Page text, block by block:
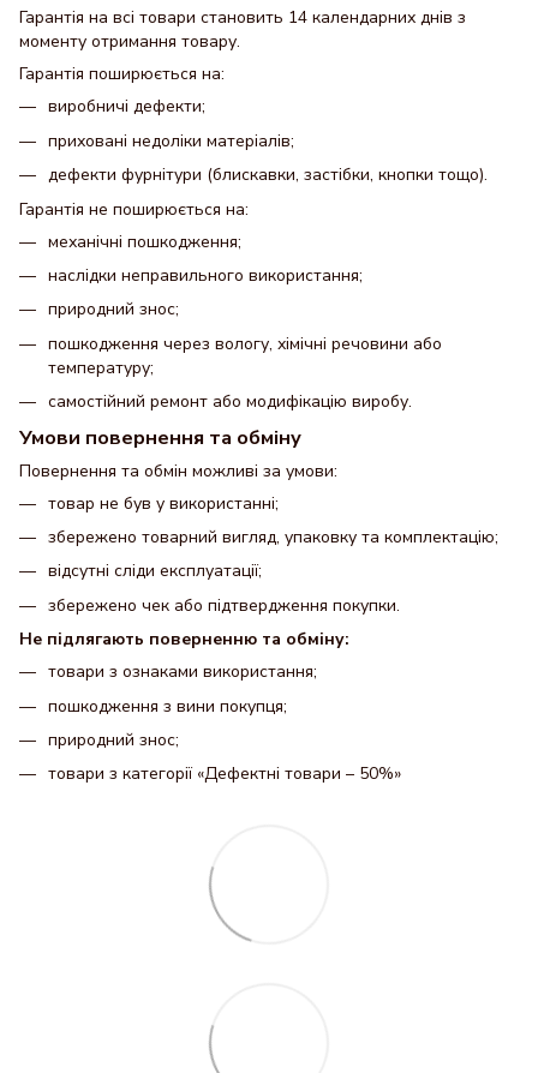
Гарантія на всі товари становить 14 календарних днів з
моменту отримання товару.
Гарантія поширюється на:
виробничі дефекти;
приховані недоліки матеріалів;
дефекти фурнітури (блискавки, застібки, кнопки тощо).
Гарантія не поширюється на:
механічні пошкодження;
наслідки неправильного використання;
природний знос;
пошкодження через вологу, хімічні речовини або
температуру;
самостійний ремонт або модифікацію виробу.
Умови повернення та обміну
Повернення та обмін можливі за умови:
товар не був у використанні;
збережено товарний вигляд, упаковку та комплектацію;
відсутні сліди експлуатації;
збережено чек або підтвердження покупки.
Не підлягають поверненню та обміну:
товари з ознаками використання;
пошкодження з вини покупця;
природний знос;
товари з категорії «Дефектні товари – 50%»